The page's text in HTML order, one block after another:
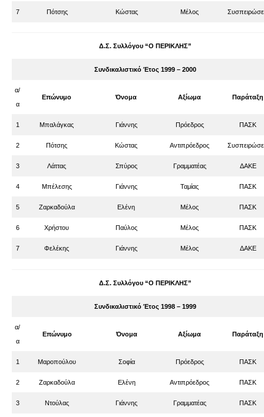
7 Πότσης Κώστας Μέλος
Δ.Σ. Συλλόγου “Ο ΠΕΡΙΚΛΗΣ”
Συνδικαλιστικό Έτος 1999 – 2000
α/
α
Επώνυμο Όνομα Αξίωμα Παράταξη
1 Μπαλάγκας Γιάννης Πρόεδρος ΠΑΣΚ
2 Πότσης Κώστας Αντιπρόεδρος
3 Λάττας Σπύρος Γραμματέας ΔΑΚΕ
4 Μπέλεσης Γιάννης Ταμίας ΠΑΣΚ
5 Ζαρκαδούλα Ελένη Μέλος ΠΑΣΚ
6 Χρήστου Παύλος Μέλος ΠΑΣΚ
7 Φελέκης Γιάννης Μέλος ΔΑΚΕ
Δ.Σ. Συλλόγου “Ο ΠΕΡΙΚΛΗΣ”
Συνδικαλιστικό Έτος 1998 – 1999
α/
α
Επώνυμο Όνομα Αξίωμα Παράταξη
1 Μαροπούλου Σοφία Πρόεδρος ΠΑΣΚ
2 Ζαρκαδούλα Ελένη Αντιπρόεδρος ΠΑΣΚ
3 Ντούλας Γιάννης Γραμματέας ΠΑΣΚ